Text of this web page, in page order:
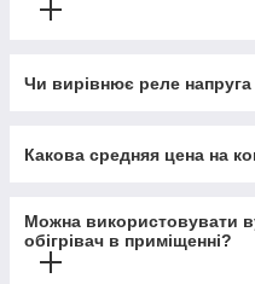
Чи вирівнює реле напруга
Какова средняя цена на
Можна використовувати
обігрівач в приміщенні?